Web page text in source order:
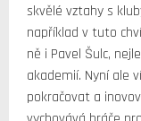
skvělé vztahy s
například v tuto
ně i Pavel Šulc,
akademií. Nyní ale
pokračovat a